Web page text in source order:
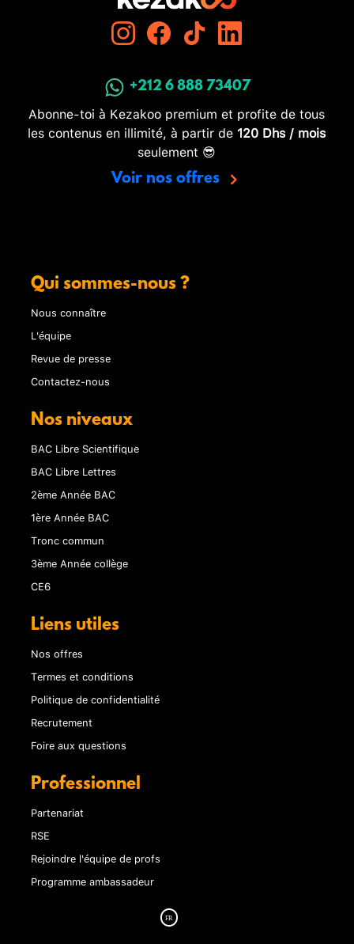
+212 6 888 73407
Abonne-toi à Kezakoo premium et profite de tous
les contenus en illimité, à partir de 120 Dhs / mois
seulement 😎
Voir nos offres
Qui sommes-nous ?
Nous connaître
L'équipe
Revue de presse
Contactez-nous
Nos niveaux
BAC Libre Scientifique
BAC Libre Lettres
2ème Année BAC
1ère Année BAC
Tronc commun
3ème Année collège
CE6
Liens utiles
Nos offres
Termes et conditions
Politique de confidentialité
Recrutement
Foire aux questions
Professionnel
Partenariat
RSE
Rejoindre l'équipe de profs
Programme ambassadeur